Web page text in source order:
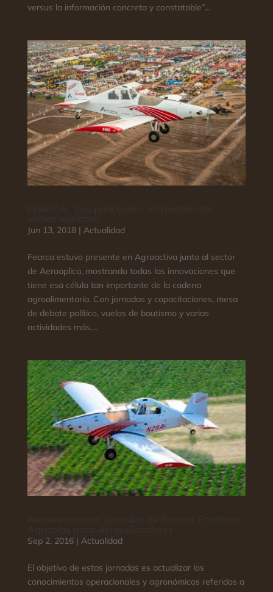
versus la información concreta y constatable”...
Jun 13, 2018| Actualidad
Fearca estuvo presente en Agroactiva junto al sector
de Aeroaplica, mostrando todas las innovaciones que
tiene esa célula tan importante de la cadena
agroalimentaria. Con jornadas y capacitaciones, mesa
de debate político, vuelos de bautismo y varias
actividades más,...
Sep 2, 2016| Actualidad
El objetivo de estas jornadas es actualizar los
conocimientos operacionales y agronómicos referidos a